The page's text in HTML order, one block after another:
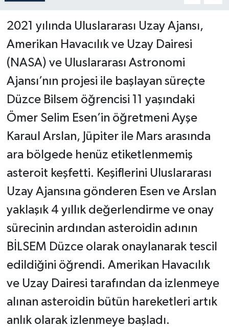
2021 yılında Uluslararası Uzay Ajansı,
Amerikan Havacılık ve Uzay Dairesi
(NASA) ve Uluslararası Astronomi
Ajansı’nın projesi ile başlayan süreçte
Düzce Bilsem öğrencisi 11 yaşındaki
Ömer Selim Esen’in öğretmeni Ayşe
Karaul Arslan, Jüpiter ile Mars arasında
ara bölgede henüz etiketlenmemiş
asteroit keşfetti. Keşiflerini Uluslararası
Uzay Ajansına gönderen Esen ve Arslan
yaklaşık 4 yıllık değerlendirme ve onay
sürecinin ardından asteroidin adının
BİLSEM Düzce olarak onaylanarak tescil
edildiğini öğrendi. Amerikan Havacılık
ve Uzay Dairesi tarafından da izlenmeye
alınan asteroidin bütün hareketleri artık
anlık olarak izlenmeye başladı.